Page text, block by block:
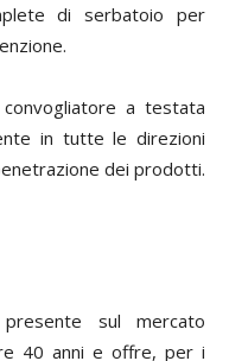
di serbatoio per
a testata
in tutte le direzioni
dei prodotti.
sul mercato
40 anni e offre, per i